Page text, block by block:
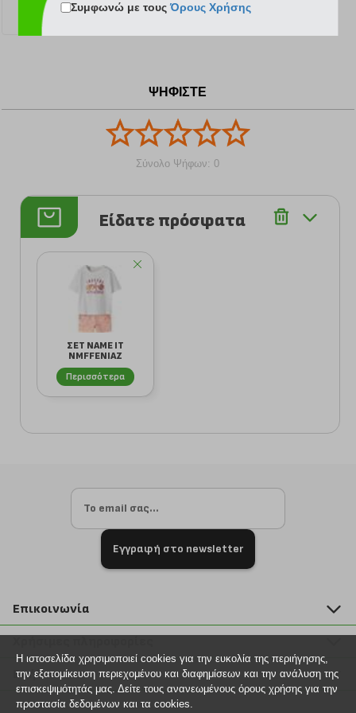
ΨΗΦΙΣΤΕ
Σύνολο Ψήφων: 0
Είδατε πρόσφατα
ΣΕΤ NAME IT
NMFFENIAZ
13254624 ΛΕΥΚΟ/
ΚΟΡΑΛΙ
Περισσότερα
Εγγραφή στο newsletter
Επικοινωνία
211 2000 700
info@plus4u.gr
Η εταιρία
Σημεία παραλαβής
Βοήθεια
Εξέλιξη παραγγελίας
Συμφωνώ με τουςΌρους Χρήσης
Η ιστοσελίδα χρησιμοποιεί cookies για την ευκολία της περιήγησης,
την εξατομίκευση περιεχομένου και διαφημίσεων και την ανάλυση της
επισκεψιμότητάς μας. Δείτε τους ανανεωμένους όρους χρήσης για την
προστασία δεδομένων και τα cookies.